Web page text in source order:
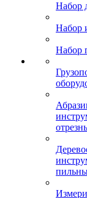
Набор
Набор
Набор